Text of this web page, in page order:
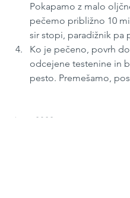
Pokapamo z malo
pečemo približno 10
sir stopi, paradižnik pa
Ko je pečeno, povrh
odcejene testenine in
pesto. Premešamo,
Junij 2022